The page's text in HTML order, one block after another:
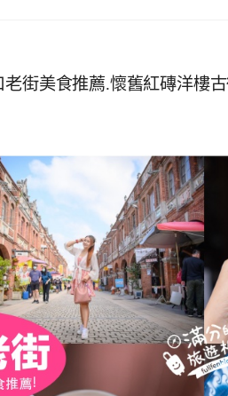
老街美食推薦.懷舊紅磚洋樓